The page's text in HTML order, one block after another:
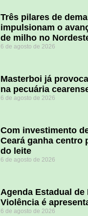
​Três pilares de
impulsionam o
de milho no
6 de agosto de 2026
Masterboi já
na pecuária
6 de agosto de 2026
Com investimento
Ceará ganha centro
do leite
6 de agosto de 2026
Agenda Estadual de
Violência é
6 de agosto de 2026